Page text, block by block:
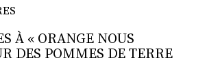
À « ORANGE NOUS
DES POMMES DE TERRE